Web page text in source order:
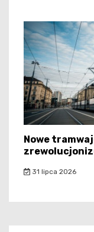
Nowe
31 lipca 2026